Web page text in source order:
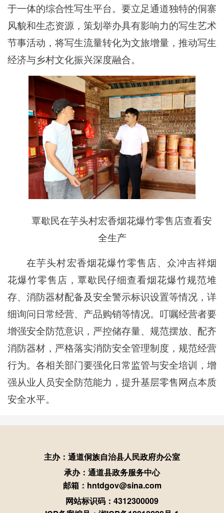
于一体的综合性写生平台。要立足通道独特的侗寨
风貌和生态资源，策划举办具有影响力的写生艺术
节事活动，将写生流量转化为文旅增量，推动写生
经济与乡村文化振兴深度融合。
覃歇民在芋头村宏香烟花爆竹零售店查看安
全生产
在芋头村宏香烟花爆竹零售店、众冲吉祥烟
花爆竹零售店，覃歇民仔细查看烟花爆竹规范堆
存、消防器材配备及安全警示标识设置等情况，详
细询问日常经营、产品购销等情况。叮嘱经营者要
增强安全防范意识，严控储存量、规范摆放、配齐
消防器材，严格落实消防安全管理制度，规范经营
行为。各相关部门要强化日常监管与安全培训，增
强从业人员安全防范能力，提升基层零售网点本质
安全水平。
主办：通道侗族自治县人民政府办公室
承办：通道县政务服务中心
邮箱：hntdgov@sina.com
网站标识码：4312300009